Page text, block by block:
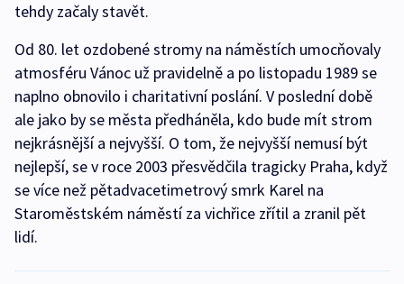
tehdy začaly stavět.
Od 80. let ozdobené stromy na náměstích umocňovaly
atmosféru Vánoc už pravidelně a po listopadu 1989 se
naplno obnovilo i charitativní poslání. V poslední době
ale jako by se města předháněla, kdo bude mít strom
nejkrásnější a nejvyšší. O tom, že nejvyšší nemusí být
nejlepší, se v roce 2003 přesvědčila tragicky Praha, když
se více než pětadvacetimetrový smrk Karel na
Staroměstském náměstí za vichřice zřítil a zranil pět
lidí.